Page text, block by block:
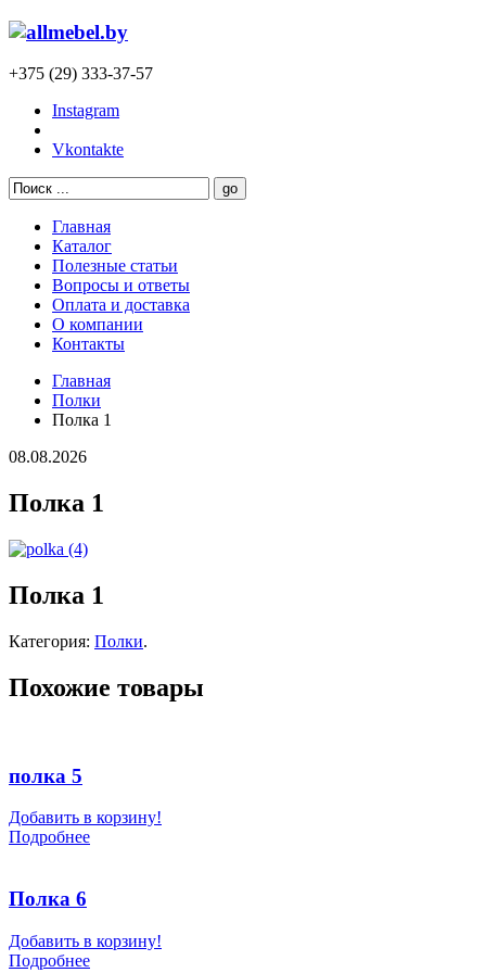
+375 (29) 333-37-57
Instagram
Vkontakte
Главная
Каталог
Полезные статьи
Вопросы и ответы
Оплата и доставка
О компании
Контакты
Главная
Полки
Полка 1
08.08.2026
Полка 1
Полка 1
Категория: Полки.
Похожие товары
полка 5
Добавить в корзину!
Подробнее
Полка 6
Добавить в корзину!
Подробнее